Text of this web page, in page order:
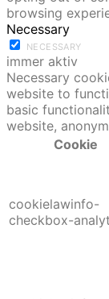
browsing
Necessary
NECESSARY
immer aktiv
Necessary
website to
basic
website,
Cookie
cookielawinfo-
checkbox-